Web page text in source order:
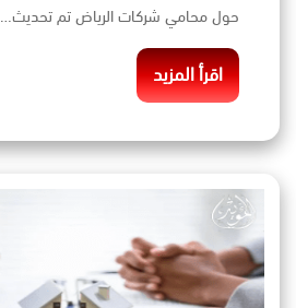
حول محامي شركات الرياض تم تحديث…
اقرأ المزيد